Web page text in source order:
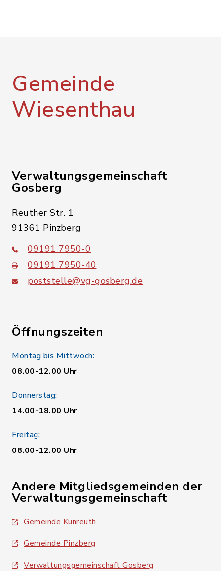
Gemeinde
Wiesenthau
Verwaltungsgemeinschaft
Gosberg
Reuther Str. 1
91361 Pinzberg
09191 7950-0
09191 7950-40
poststelle@vg-gosberg.de
Öffnungszeiten
Montag bis Mittwoch:
08.00-12.00 Uhr
Donnerstag:
14.00-18.00 Uhr
Freitag:
08.00-12.00 Uhr
Andere Mitgliedsgemeinden der
Verwaltungsgemeinschaft
Gemeinde Kunreuth
Gemeinde Pinzberg
Verwaltungsgemeinschaft Gosberg